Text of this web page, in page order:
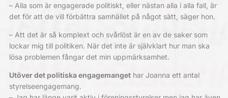
– Alla som är engagerade politiskt, eller nästan alla i alla fall, är
det för att de vill förbättra samhället på något sätt, säger hon.
– Att det är så komplext och svårlöst är en av de saker som
lockar mig till politiken. När det inte är självklart hur man ska
lösa problemen fångar det min uppmärksamhet.
Utöver det politiskaengagemangethar Joanna ett antal
styrelseengagemang.